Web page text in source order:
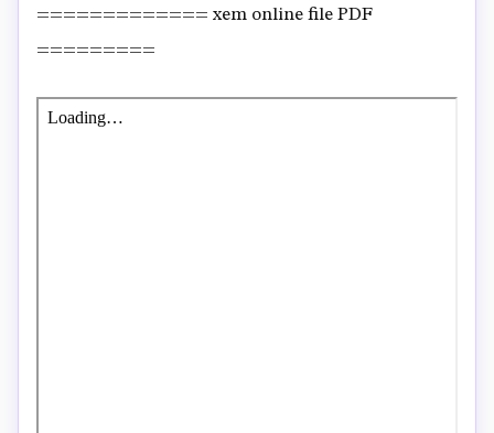
============= xem online file PDF
=========